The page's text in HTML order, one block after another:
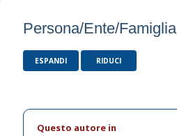
Persona/Ente/Famiglia
ESPANDI RIDUCI
Questo autore in